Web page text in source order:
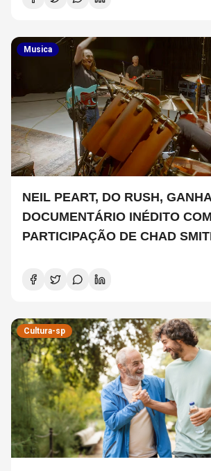
Musica
NEIL PEART, DO RUSH,
DOCUMENTÁRIO INÉDITO COM
PARTICIPAÇÃO DE CHAD
Cultura-sp